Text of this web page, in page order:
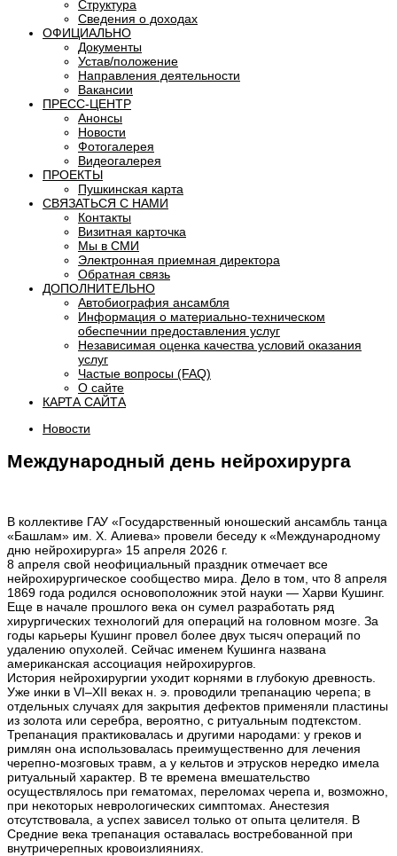
Структура
Сведения о доходах
ОФИЦИАЛЬНО
Документы
Устав/положение
Направления деятельности
Вакансии
ПРЕСС-ЦЕНТР
Анонсы
Новости
Фотогалерея
Видеогалерея
ПРОЕКТЫ
Пушкинская карта
СВЯЗАТЬСЯ С НАМИ
Контакты
Визитная карточка
Мы в СМИ
Электронная приемная директора
Обратная связь
ДОПОЛНИТЕЛЬНО
Автобиография ансамбля
Информация о материально-техническом
обеспечнии предоставления услуг
Независимая оценка качества условий оказания
услуг
Частые вопросы (FAQ)
О сайте
КАРТА САЙТА
Новости
Международный день нейрохирурга
В коллективе ГАУ «Государственный юношеский ансамбль танца
«Башлам» им. Х. Алиева» провели беседу к «Международному
дню нейрохирурга» 15 апреля 2026 г.
8 апреля свой неофициальный праздник отмечает все
нейрохирургическое сообщество мира. Дело в том, что 8 апреля
1869 года родился основоположник этой науки — Харви Кушинг.
Еще в начале прошлого века он сумел разработать ряд
хирургических технологий для операций на головном мозге. За
годы карьеры Кушинг провел более двух тысяч операций по
удалению опухолей. Сейчас именем Кушинга названа
американская ассоциация нейрохирургов.
История нейрохирургии уходит корнями в глубокую древность.
Уже инки в VI–XII веках н. э. проводили трепанацию черепа; в
отдельных случаях для закрытия дефектов применяли пластины
из золота или серебра, вероятно, с ритуальным подтекстом.
Трепанация практиковалась и другими народами: у греков и
римлян она использовалась преимущественно для лечения
черепно‑мозговых травм, а у кельтов и этрусков нередко имела
ритуальный характер. В те времена вмешательство
осуществлялось при гематомах, переломах черепа и, возможно,
при некоторых неврологических симптомах. Анестезия
отсутствовала, а успех зависел только от опыта целителя. В
Средние века трепанация оставалась востребованной при
внутричерепных кровоизлияниях.